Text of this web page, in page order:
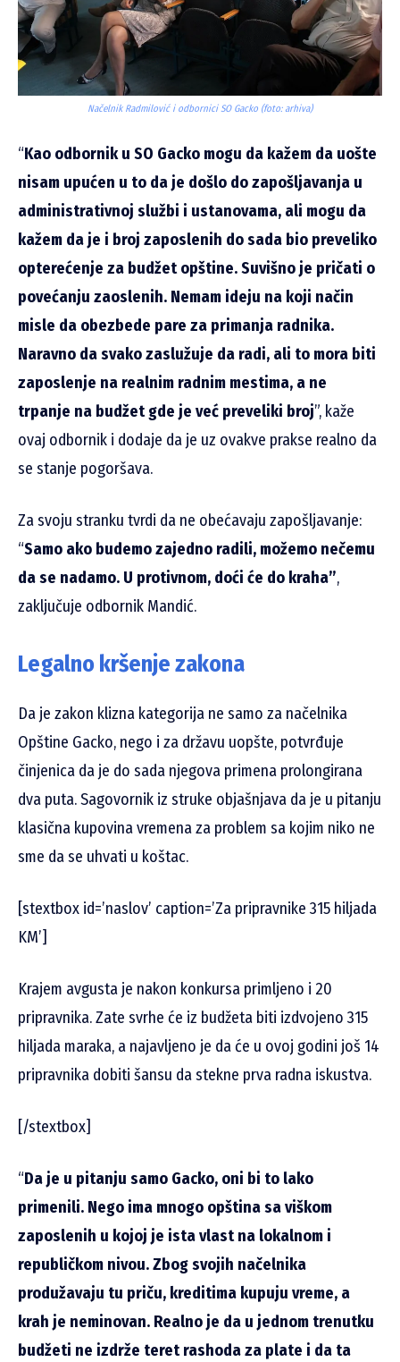
Načelnik Radmilović i odbornici SO Gacko (foto: arhiva)
“Kao odbornik u SO Gacko mogu da kažem da uošte
nisam upućen u to da je došlo do zapošljavanja u
administrativnoj službi i ustanovama, ali mogu da
kažem da je i broj zaposlenih do sada bio preveliko
opterećenje za budžet opštine. Suvišno je pričati o
povećanju zaoslenih. Nemam ideju na koji način
misle da obezbede pare za primanja radnika.
Naravno da svako zaslužuje da radi, ali to mora biti
zaposlenje na realnim radnim mestima, a ne
trpanje na budžet gde je već preveliki broj”, kaže
ovaj odbornik i dodaje da je uz ovakve prakse realno da
se stanje pogoršava.
Za svoju stranku tvrdi da ne obećavaju zapošljavanje:
“Samo ako budemo zajedno radili, možemo nečemu
da se nadamo. U protivnom, doći će do kraha”,
zaključuje odbornik Mandić.
Legalno kršenje zakona
Da je zakon klizna kategorija ne samo za načelnika
Opštine Gacko, nego i za državu uopšte, potvrđuje
činjenica da je do sada njegova primena prolongirana
dva puta. Sagovornik iz struke objašnjava da je u pitanju
klasična kupovina vremena za problem sa kojim niko ne
sme da se uhvati u koštac.
[stextbox id=’naslov’ caption=’Za pripravnike 315 hiljada
KM’]
Krajem avgusta je nakon konkursa primljeno i 20
pripravnika. Zate svrhe će iz budžeta biti izdvojeno 315
hiljada maraka, a najavljeno je da će u ovoj godini još 14
pripravnika dobiti šansu da stekne prva radna iskustva.
[/stextbox]
“Da je u pitanju samo Gacko, oni bi to lako
primenili. Nego ima mnogo opština sa viškom
zaposlenih u kojoj je ista vlast na lokalnom i
republičkom nivou. Zbog svojih načelnika
produžavaju tu priču, kreditima kupuju vreme, a
krah je neminovan. Realno je da u jednom trenutku
budžeti ne izdrže teret rashoda za plate i da ta